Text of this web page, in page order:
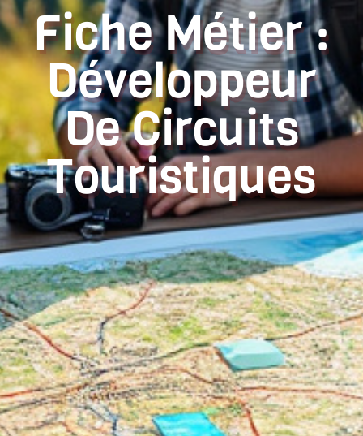
Fiche Métier :
Développeur
De Circuits
Touristiques